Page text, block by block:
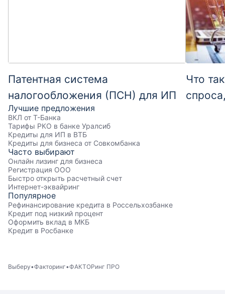
Патентная система
налогообложения (ПСН) для ИП
Что
Лучшие предложения
ВКЛ от Т-Банка
Тарифы РКО в банке Уралсиб
Кредиты для ИП в ВТБ
Кредиты для бизнеса от Совкомбанка
Часто выбирают
Онлайн лизинг для бизнеса
Регистрация ООО
Быстро открыть расчетный счет
Интернет-эквайринг
Популярное
Рефинансирование кредита в Россельхозбанке
Кредит под низкий процент
Оформить вклад в МКБ
Кредит в Росбанке
Выберу Факторинг ФАКТОРинг ПРО